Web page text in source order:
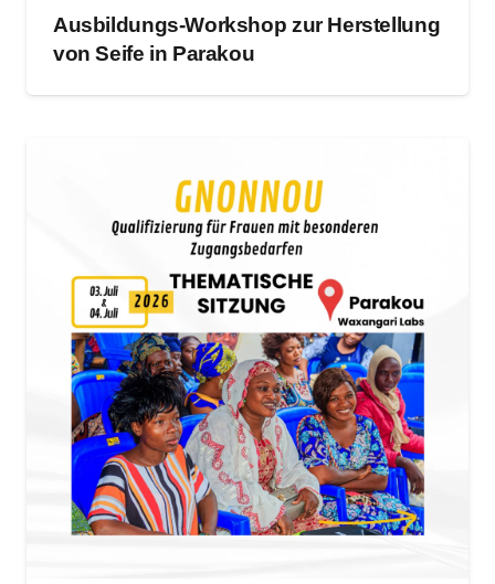
Ausbildungs-Workshop zur Herstellung
von Seife in Parakou